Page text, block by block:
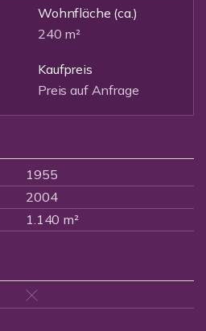
Wohnfläche (ca.)
240 m²
Kaufpreis
Preis auf Anfrage
1955
2004
1.140 m²